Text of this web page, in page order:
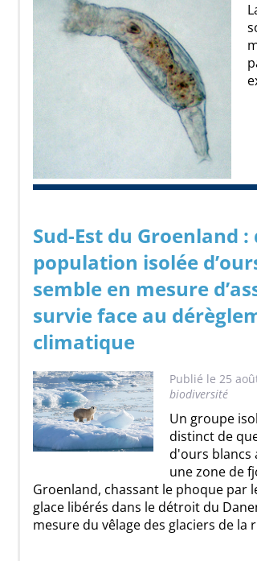
Sud-Est du Groenland
population isolée
semble en mesure
survie face au
climatique
Publié le 25
biodiversité
Un groupe
distinct de
d'ours blancs
une zone de
Groenland, chassant le phoque par
glace libérés dans le détroit du
mesure du vêlage des glaciers de la